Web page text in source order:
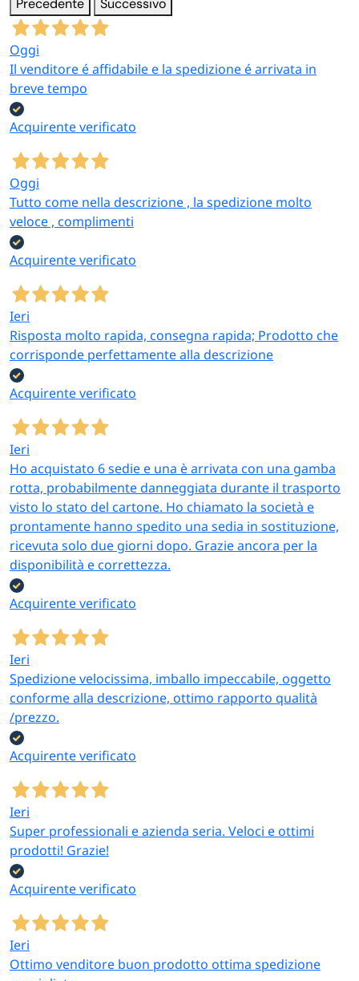
Precedente Successivo
Oggi
Il venditore é affidabile e la spedizione é arrivata in
breve tempo
Acquirente verificato
Oggi
Tutto come nella descrizione , la spedizione molto
veloce , complimenti
Acquirente verificato
Ieri
Risposta molto rapida, consegna rapida; Prodotto che
corrisponde perfettamente alla descrizione
Acquirente verificato
Ieri
Ho acquistato 6 sedie e una è arrivata con una gamba
rotta, probabilmente danneggiata durante il trasporto
visto lo stato del cartone. Ho chiamato la società e
prontamente hanno spedito una sedia in sostituzione,
ricevuta solo due giorni dopo. Grazie ancora per la
disponibilità e correttezza.
Acquirente verificato
Ieri
Spedizione velocissima, imballo impeccabile, oggetto
conforme alla descrizione, ottimo rapporto qualità
/prezzo.
Acquirente verificato
Ieri
Super professionali e azienda seria. Veloci e ottimi
prodotti! Grazie!
Acquirente verificato
Ieri
Ottimo venditore buon prodotto ottima spedizione